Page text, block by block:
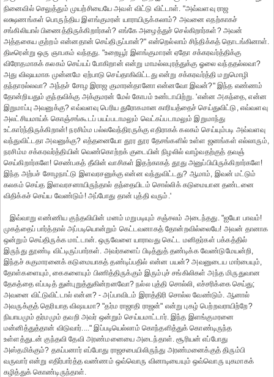
நினைவில் செலுத்தும் முயற்சியையே அவள் விட்டு விட்டாள். "அவ்வளவு ராஜ
லக்ஷணங்கள் பொருந்திய இளங்குமரன் யாராயிருக்கலாம்? அவனை எதற்காகச்
சங்கிலியால் பிணைத்திருக்கிறார்கள்? எங்கே அழைத்துச் செல்கிறார்கள்? அவன்
அத்தகைய குற்றம் என்னதான் செய்திருப்பான்?" என்றெல்லாம் சிந்திக்கத் தொடங்கினாள்.
திடீரென்று ஒரு ஞாபகம் வந்தது. "உறையூர் இளங்குமாரன் ஏதோ சக்கரவர்த்திக்கு
விரோதமாகக் கலகம் செய்யப் போகிறான் என்று மாமல்லபுரத்துக்கு ஓலை வந்ததல்லவா?
அது விஷயமாக முன்னமே ஏற்பாடு செய்தாகிவிட்டது என்று சக்கரவர்த்தி மறுமொழி
தந்தாரல்லவா? அந்தச் சோழ இராஜ குமாரன்தானோ என்னவோ இவன்?" இந்த எண்ணம்
தோன்றியதும் குந்தவிக்கு அக்குமரன் மேல் கோபம் உண்டாயிற்று. 'என்ன அகந்தை, என்ன
இறுமாப்பு அவனுக்கு? எவ்வளவு பெரிய துரோகமான காரியத்தைச் செய்துவிட்டு, எவ்வளவு
அலட்சியமாய்க் கொஞ்சங்கூடப் பயப்படாமலும் வெட்கப்படாமலும் இறுமாந்து
உட்கார்ந்திருக்கிறான்! நரசிம்ம பல்லவேந்திரருக்கு எதிராகக் கலகம் செய்யும்படி அவ்வளவு
வந்துவிட்டதா அவனுக்கு? எத்தனையோ தூர தூர தேசங்களில் உள்ள ஜனங்கள் எல்லாரும்,
நரசிம்ம சக்கரவர்த்தியின் வெண்கொற்றக் குடையின் நிழலில் வாழ்வதற்குத் தவஞ்
செய்கிறார்களே! செண்பகத் தீவின் வாசிகள் இதற்காகத் தூது அனுப்பியிருக்கிறார்களே!
இந்த அற்பச் சோழநாட்டு இளவரசனுக்கு என்ன வந்துவிட்டது? ஆமாம், இவன் மட்டும்
கலகம் செய்த இளவரசனாயிருந்தால் தந்தையிடம் சொல்லிக் கடுமையான தண்டனை
விதிக்கச் செய்ய வேண்டும்! அப்போது தான் புத்தி வரும்.'
இவ்வாறு எண்ணிய குந்தவியின் மனம் மறுபடியும் சஞ்சலம் அடைந்தது. "ஐயோ பாவம்!
முகத்தைப் பார்த்தால் அப்படியொன்றும் கெட்டவனாகத் தோன்றவில்லையே! அவன் தானாக
ஒன்றும் செய்திருக்க மாட்டான். ஒருவேளை யாராவது கெட்ட மனிதர்கள் பக்கத்தில்
இருந்து தூண்டி விட்டிருப்பார்கள். அவர்களைப் பிடித்துத் தண்டிக்க வேண்டுமேயன்றி,
இந்தச் சுகுமாரனைக் கடுமையாகத் தண்டிப்பதில் என்ன பயன்? அவனுடைய மார்பையும்,
தோள்களையும், கைகளையும் பிணித்திருக்கும் இரும்புச் சங்கிலிகள் அந்த மிருதுவான
தேகத்தை எப்படித் துன்புறுத்துகின்றனவோ? நல்ல புத்தி சொல்லி, எச்சரிக்கை செய்து;
அவனை விட்டுவிட்டால் என்ன? - அப்பாவிடம் இராத்திரி சொல்ல வேண்டும். ஆனால்
அவருக்குத் தெரியாத விஷயமா? "தர்ம ராஜாதி ராஜன்" என்று புகழ் பெற்றவராயிற்றே?
நியாயமும் தர்மமும் தவறி அவர் ஒன்றும் செய்யமாட்டார். இந்த இளங்குமரனை
மன்னித்துத்தான் விடுவார்...." இப்படியெல்லாம் கொந்தளித்துக் கொண்டிருந்த
உள்ளத்துடன் குந்தவி தேவி அரண்மனையை அடைந்தாள். சூரியன் எப்போது
அஸ்தமிக்கும்? தகப்பனார் எப்போது ராஜசபையிலிருந்து அரண்மனைக்குத் திரும்பி
வருவார் என்று எதிர்பார்த்த வண்ணம் ஒவ்வொரு வினாடியையும் ஒவ்வொரு யுகமாகக்
கழித்துக் கொண்டிருந்தாள்.